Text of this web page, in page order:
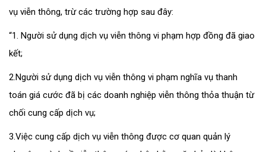
vụ viễn thông, trừ các trường hợp sau đây:
“1. Người sử dụng dịch vụ viễn thông vi phạm hợp đồng đã giao
kết;
2.Người sử dụng dịch vụ viễn thông vi phạm nghĩa vụ thanh
toán giá cước đã bị các doanh nghiệp viễn thông thỏa thuận từ
chối cung cấp dịch vụ;
3.Việc cung cấp dịch vụ viễn thông được cơ quan quản lý